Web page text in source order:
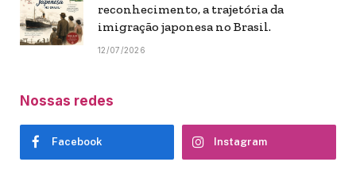
reconhecimento, a trajetória da
imigração japonesa no Brasil.
12/07/2026
Nossas redes
Facebook Instagram